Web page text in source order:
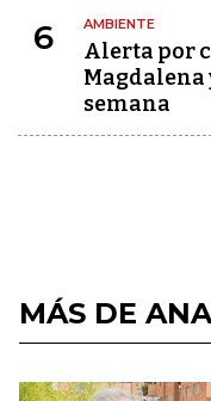
6 AMBIENTE
Alerta por
Magdalena
semana
MÁS DE